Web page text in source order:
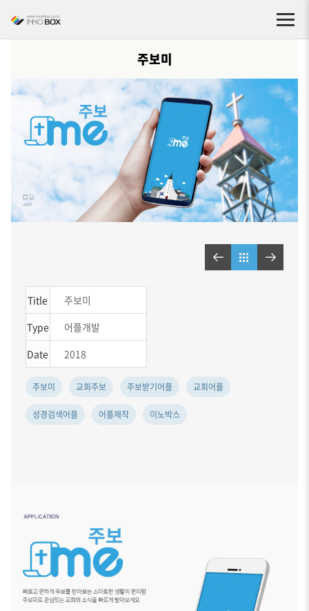
주보미
Title
주보미
Type
어플개발
Date
2018
주보미 교회주보 주보받기어플 교회어플
성경검색어플 어플제작 이노박스